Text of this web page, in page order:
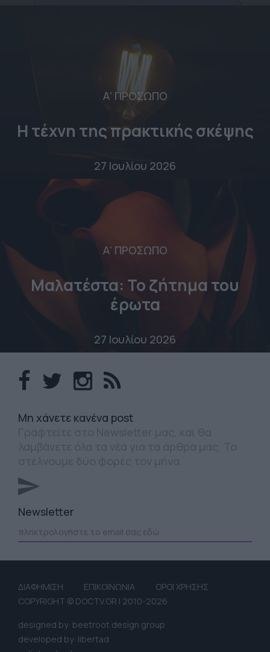
Α' ΠΡΟΣΩΠΟ
Η τέχνη της πρακτικής σκέψης
27 Ιουλίου 2026
Α' ΠΡΟΣΩΠΟ
Μαλατέστα: Το ζήτημα του
έρωτα
27 Ιουλίου 2026
Mη χάνετε κανένα post
Newsletter
ΔΙΑΦΗΜΙΣΗ ΕΠΙΚΟΙΝΩΝΙΑ
ΟΡΟΙ ΧΡΗΣΗΣ
COPYRIGHT © DOCTV.GR | 2010-2026
designed by: beetroot design group
developed by: libertad